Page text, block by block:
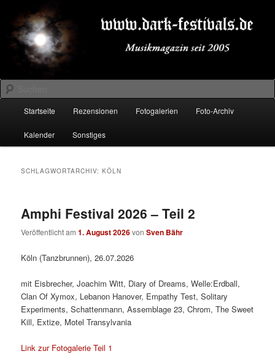
primären
Inhalt
springen
sekundären
Inhalt
springenDARK-FESTIVALS.DE
Suchen
Startseite Rezensionen Fotogalerien Foto-Archiv
Kalender Sonstiges
SCHLAGWORTARCHIV:KÖLN
Amphi Festival 2026 – Teil 2
Veröffentlicht am1. August 2026vonSven Bähr
Köln (Tanzbrunnen), 26.07.2026
mit Eisbrecher, Joachim Witt, Diary of Dreams, Welle:Erdball,
Clan Of Xymox, Lebanon Hanover, Empathy Test, Solitary
Experiments, Schattenmann, Assemblage 23, Chrom, The Sweet
Kill, Extize, Motel Transylvania
Link zur Fotogalerie Teil 1